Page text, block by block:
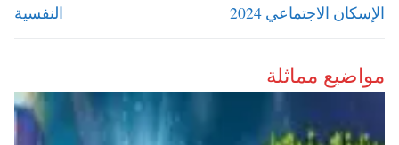
الإسكان الاجتماعي 2024
النفسية
مواضيع مماثلة